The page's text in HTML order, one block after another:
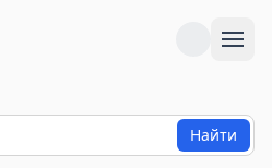
Найти